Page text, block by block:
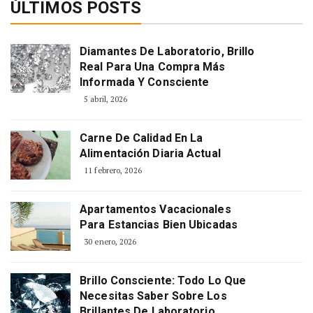
ÚLTIMOS POSTS
Diamantes De Laboratorio, Brillo
Real Para Una Compra Más
Informada Y Consciente
5 abril, 2026
Carne De Calidad En La
Alimentación Diaria Actual
11 febrero, 2026
Apartamentos Vacacionales
Para Estancias Bien Ubicadas
30 enero, 2026
Brillo Consciente: Todo Lo Que
Necesitas Saber Sobre Los